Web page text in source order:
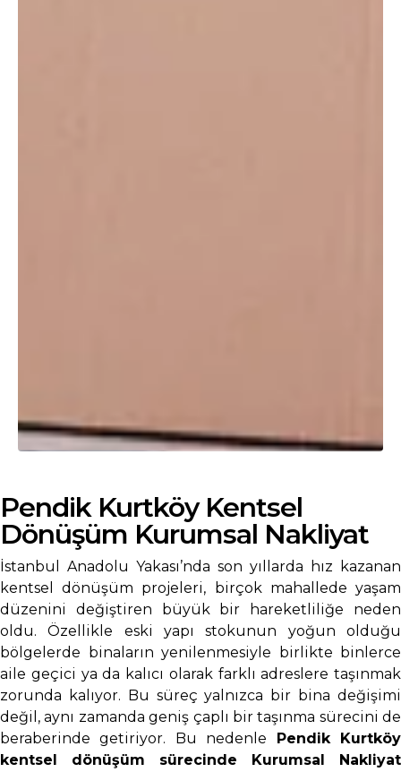
Pendik Kurtköy Kentsel
Dönüşüm Kurumsal Nakliyat
İstanbul Anadolu Yakası’nda son yıllarda hız kazanan
kentsel dönüşüm projeleri, birçok mahallede yaşam
düzenini değiştiren büyük bir hareketliliğe neden
oldu. Özellikle eski yapı stokunun yoğun olduğu
bölgelerde binaların yenilenmesiyle birlikte binlerce
aile geçici ya da kalıcı olarak farklı adreslere taşınmak
zorunda kalıyor. Bu süreç yalnızca bir bina değişimi
değil, aynı zamanda geniş çaplı bir taşınma sürecini de
beraberinde getiriyor. Bu nedenle
Pendik Kurtköy
kentsel dönüşüm sürecinde Kurumsal Nakliyat